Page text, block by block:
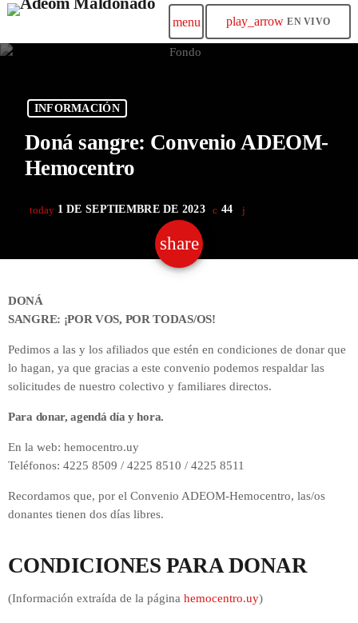
menu play_arrow EN VIVO
INFORMACIÓN
Doná sangre: Convenio ADEOM-
Hemocentro
today 1 DE SEPTIEMBRE DE 2023 44
share
email
DONÁ
SANGRE: ¡POR VOS, POR TODAS/OS!
Pedimos a las y los afiliados que estén en condiciones de donar que
lo hagan, ya que gracias a este convenio podemos respaldar las
solicitudes de nuestro colectivo y familiares directos.
Para donar, agendá día y hora.
En la web: hemocentro.uy
Teléfonos: 4225 8509 / 4225 8510 / 4225 8511
Recordamos que, por el Convenio ADEOM-Hemocentro, las/os
donantes tienen dos días libres.
CONDICIONES PARA DONAR
(Información extraída de la página hemocentro.uy)